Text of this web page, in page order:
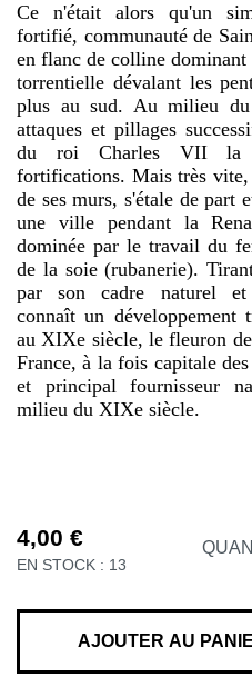
4,00 €
EN STOCK : 13
AJOUTER AU
Ce n'était alors qu'un
fortifié, communauté de
en flanc de colline
torrentielle dévalant les
plus au sud. Au milieu
attaques et pillages
du roi Charles VII la
fortifications. Mais très
de ses murs, s'étale de part
une ville pendant la
dominée par le travail du
de la soie (rubanerie).
par son cadre naturel et
connaît un développement
au XIXe siècle, le fleuron
France, à la fois capitale
et principal fournisseur
milieu du XIXe siècle.